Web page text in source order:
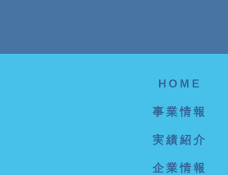
HOME
事業情報
実績紹介
企業情報